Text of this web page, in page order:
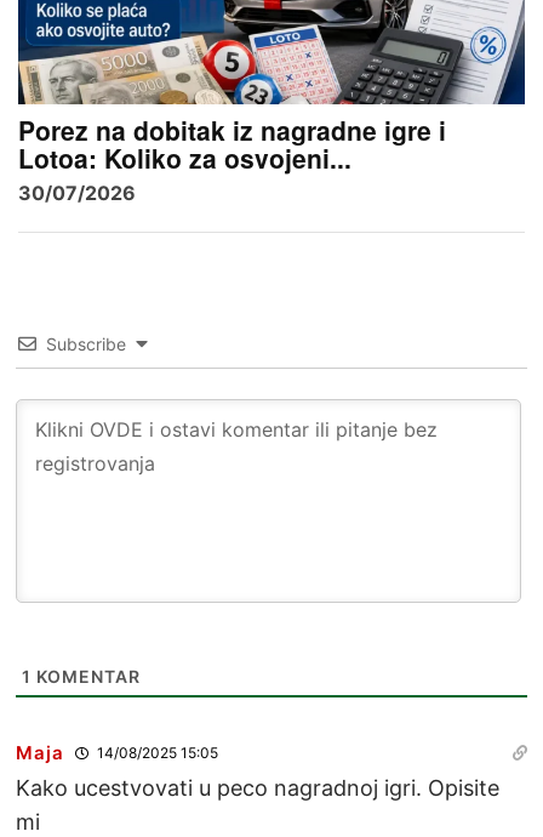
Porez na dobitak iz nagradne igre i
Lotoa: Koliko za osvojeni...
30/07/2026
Subscribe
1 KOMENTAR
Maja 14/08/2025 15:05
Kako ucestvovati u peco nagradnoj igri. Opisite
mi